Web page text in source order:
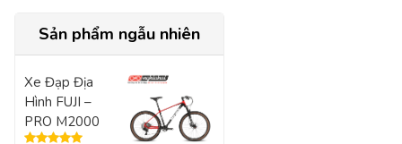
Sản phẩm ngẫu nhiên
Xe Đạp Địa
Hình FUJI –
PRO M2000